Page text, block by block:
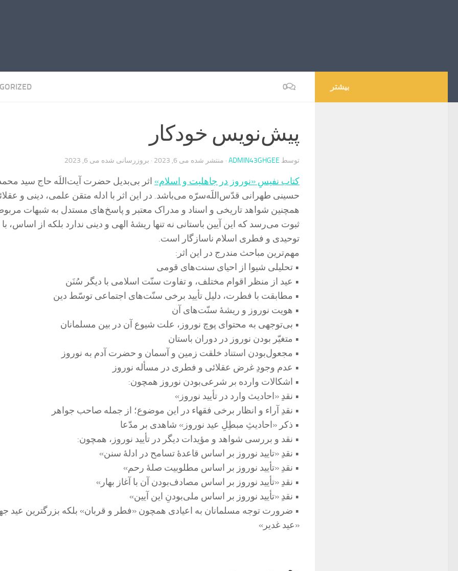
0
پیش‌نویس خودکار
توسط ADMIN43GHGEE · منتشر شده می 6, 2023 · بروزرسانی شده می 6, 2023
کتاب نفیسِ «نوروز در جاهلیت و اسلام» اثر بی‌بدیل حضرت آیت‌اللَه حاج سید
حسینی طهرانی قدّس‌اللَه‌سرّه می‌باشد. در این اثر با ادله متقن علمی، دینی و
همچنین شواهد تاریخی و اسناد و مدراک معتبر و پاسخ‌های مستدل به شبهات
ثبوت می‌رسد که این آیین باستانی نه تنها ریشۀ الهی و دینی ندارد بلکه از اساس، با
توحیدی و فطری اسلام ناسازگار است.
مهم‌ترین مباحث مندرج در این اثر:
• تحلیلی شیوا از احیای سنت‌های قومی
• عید از منظر اقوام مختلف، و تفاوت سنّت اسلامی با دیگر سُنَن
• مطابقت با فطرت، دلیل تأیید برخی سنّت‌های اجتماعی توسّط دین
• هویت نوروز و ریشۀ سنّت‌های آن
• بی‌توجهی به محتوای پوچ نوروز، علت شیوع آن در بین مسلمانان
• متغیّر بودن نوروز در دوران باستان
• مجعول‌بودن استناد خلقت زمین و آسمان و حضرت آدم به نوروز
• عدم وجودِ غرض عقلائی و فطری در مسأله نوروز
• اشکالات وارده بر شرعی‌بودن نوروز همچون:
• نقدِ «احادیث وارد در تأیید نوروز»
• نقدِ آراء و انظار برخی فقهاء در این موضوع؛ از جمله صاحب جواهر
• ذکر «احادیثِ مبطِلِ عید نوروز» شاهدی بر مدّعا
• نقد و بررسی شواهد و مؤیدات دیگر در تأیید نوروز، همچون:
• نقدِ «تایید نوروز بر اساس قاعدۀ تسامح در ادلۀ سنن»
• نقدِ «تأیید نوروز بر اساس مطلوبیت صلۀ رحم»
• نقدِ «تأیید نوروز بر اساس مصادف‌بودن آن با آغاز بهار»
• نقدِ «تأیید نوروز بر اساس ملی‌بودنِ این آیین»
• ضرورت توجه مسلمانان به اعیادی همچون «فطر و قربان» بلکه بزرگترین عید
«عید غدیر»
بیشتر